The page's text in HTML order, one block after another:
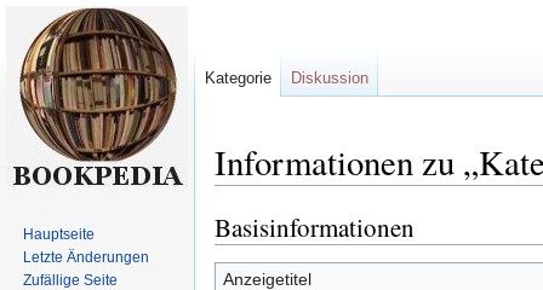
Informationen zu
Zur
Navigation
springen
Zur
Suche
springen
Basisinformationen
Anzeigetitel
Kategorie Diskussion
Hauptseite
Letzte Änderungen
Zufällige Seite